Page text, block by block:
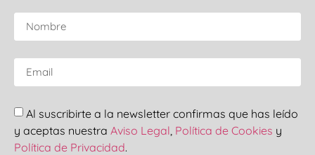
Al suscribirte a la newsletter confirmas que has leído
y aceptas nuestra Aviso Legal Política de Cookies y
Política de Privacidad.